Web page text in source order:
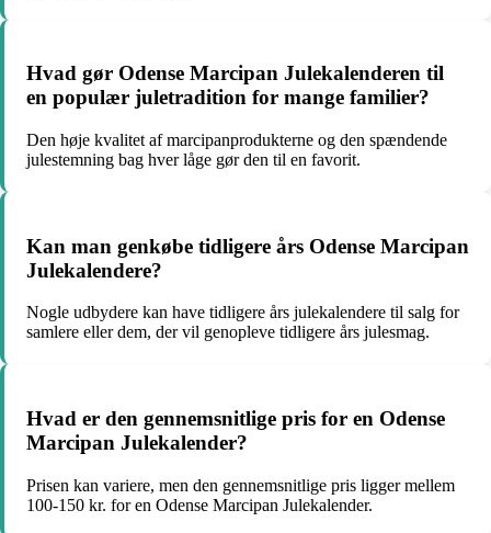
Hvad gør Odense Marcipan Julekalenderen til
en populær juletradition for mange familier?
Den høje kvalitet af marcipanprodukterne og den spændende
julestemning bag hver låge gør den til en favorit.
Kan man genkøbe tidligere års Odense Marcipan
Julekalendere?
Nogle udbydere kan have tidligere års julekalendere til salg for
samlere eller dem, der vil genopleve tidligere års julesmag.
Hvad er den gennemsnitlige pris for en Odense
Marcipan Julekalender?
Prisen kan variere, men den gennemsnitlige pris ligger mellem
100-150 kr. for en Odense Marcipan Julekalender.